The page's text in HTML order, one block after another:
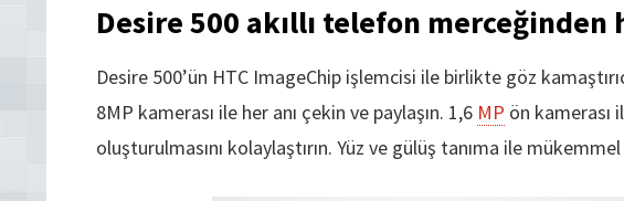
Desire 500 akıllı telefon merceğinden
Desire 500’ün HTC ImageChip işlemcisi ile birlikte göz
8MP kamerası ile her anı çekin ve paylaşın. 1,6 MP ön
oluşturulmasını kolaylaştırın. Yüz ve gülüş tanıma ile